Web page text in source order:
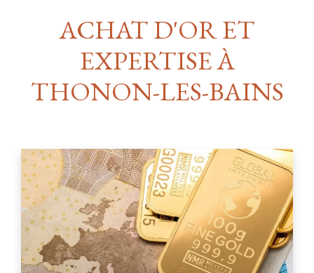
ACHAT D'OR ET
EXPERTISE À
THONON-LES-BAINS